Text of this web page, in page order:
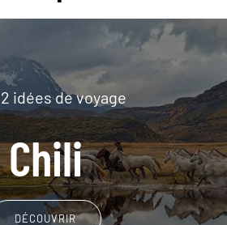
idées de voyage
Chili
DÉCOUVRIR